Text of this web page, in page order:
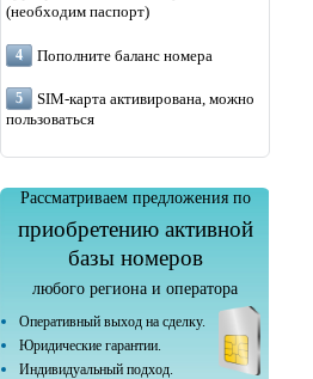
(необходим паспорт)
Пополните баланс номера
SIM-карта активирована, можно
пользоваться
Рассматриваем предложения по
приобретению активной
базы номеров
любого региона и оператора
Оперативный выход на сделку.
Юридические гарантии.
Индивидуальный подход.